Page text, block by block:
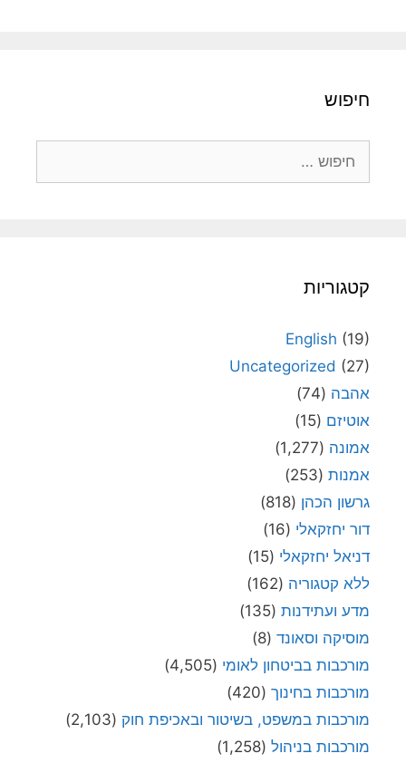
חיפוש
קטגוריות
English (19)
Uncategorized (27)
אהבה (74)
אוטיזם (15)
אמונה (1,277)
אמנות (253)
גרשון הכהן (818)
דור יחזקאלי (16)
דניאל יחזקאלי (15)
ללא קטגוריה (162)
מדע ועתידנות (135)
מוסיקה וסאונד (8)
מורכבות בביטחון לאומי (4,505)
מורכבות בחינוך (420)
מורכבות במשפט, בשיטור ובאכיפת חוק (2,103)
מורכבות בניהול (1,258)